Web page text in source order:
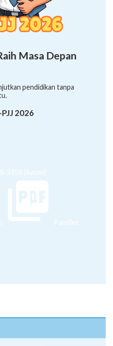
Masa Depan
pendidikan tanpa
2026
5958 (Ayumi)
Pamflet